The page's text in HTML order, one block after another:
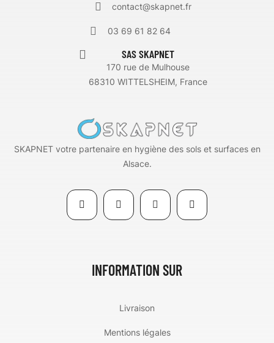
contact@skapnet.fr
03 69 61 82 64
SAS SKAPNET
170 rue de Mulhouse
68310 WITTELSHEIM, France
SKAPNET votre partenaire en hygiène des sols et surfaces en
Alsace.
INFORMATION SUR
Livraison
Mentions légales